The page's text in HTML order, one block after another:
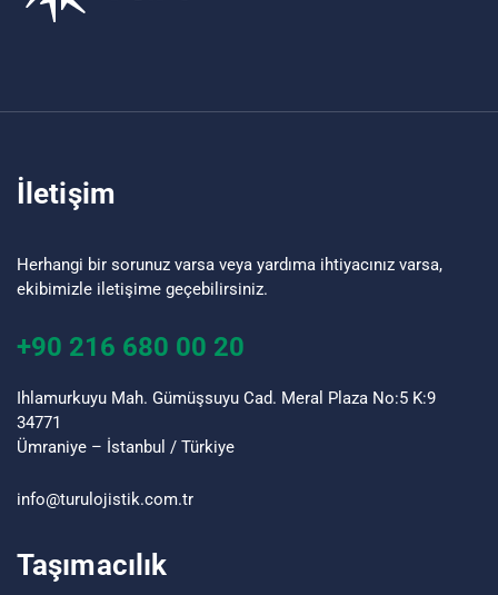
İletişim
Herhangi bir sorunuz varsa veya yardıma ihtiyacınız varsa,
ekibimizle iletişime geçebilirsiniz.
+90 216 680 00 20
Ihlamurkuyu Mah. Gümüşsuyu Cad. Meral Plaza No:5 K:9
34771
Ümraniye – İstanbul / Türkiye
info@turu lojistik.com.tr
Taşımacılık